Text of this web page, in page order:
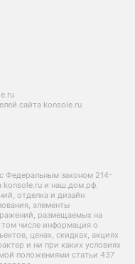
сайта konsole.ru
Федеральным законом 214-
konsole.ru и наш.дом.рф.
отделка и дизайн
элементы
размещаемых на
числе информация о
ценах, скидках, акциях
и ни при каких условиях
положениями статьи 437